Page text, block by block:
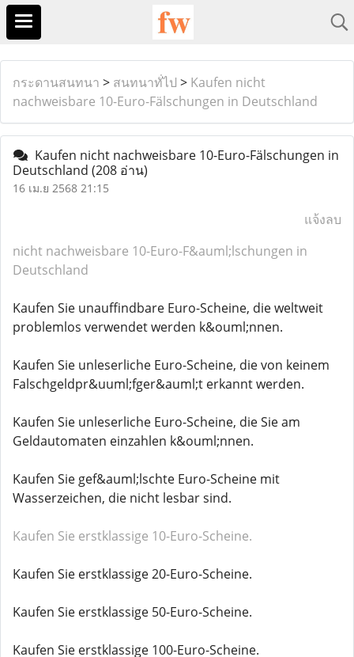
กระดานสนทนา > สนทนาทั่ไป > Kaufen nicht
nachweisbare 10-Euro-Fälschungen in Deutschland
Kaufen nicht nachweisbare 10-Euro-Fälschungen in
Deutschland (208 อ่าน)
16 เม.ย 2568 21:15
แจ้งลบ
nicht nachweisbare 10-Euro-F&auml;lschungen in
Deutschland
Kaufen Sie unauffindbare Euro-Scheine, die weltweit
problemlos verwendet werden k&ouml;nnen.
Kaufen Sie unleserliche Euro-Scheine, die von keinem
Falschgeldpr&uuml;fger&auml;t erkannt werden.
Kaufen Sie unleserliche Euro-Scheine, die Sie am
Geldautomaten einzahlen k&ouml;nnen.
Kaufen Sie gef&auml;lschte Euro-Scheine mit
Wasserzeichen, die nicht lesbar sind.
Kaufen Sie erstklassige 10-Euro-Scheine.
Kaufen Sie erstklassige 20-Euro-Scheine.
Kaufen Sie erstklassige 50-Euro-Scheine.
Kaufen Sie erstklassige 100-Euro-Scheine.